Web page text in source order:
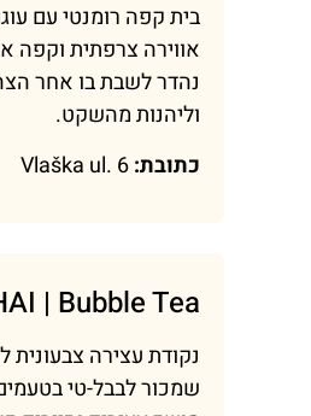
בית קפה רומנטי עם
אווירה צרפתית וקפה
נהדר לשבת בו אחר
וליהנות מהשקט.
כתובת:Vlaška ul. 6
| Bubble Tea
נקודת עצירה צבעונית
שמכור לבבל-טי